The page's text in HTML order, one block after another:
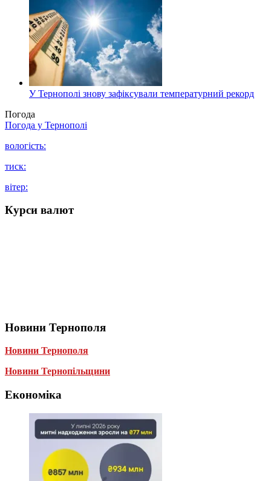
У Тернополі знову зафіксували температурний рекорд
Погода
Погода у Тернополі
вологість:
тиск:
вітер:
Курси валют
Новини Тернополя
Новини Тернополя
Новини Тернопільщини
Економіка